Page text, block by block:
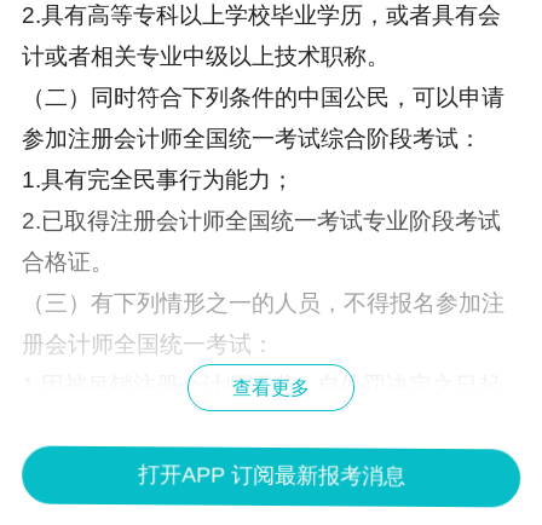
2.具有高等专科以上学校毕业学历，或者具有会
计或者相关专业中级以上技术职称。
（二）同时符合下列条件的中国公民，可以申请
参加注册会计师全国统一考试综合阶段考试：
1.具有完全民事行为能力；
2.已取得注册会计师全国统一考试专业阶段考试
合格证。
（三）有下列情形之一的人员，不得报名参加注
册会计师全国统一考试：
1.因被吊销注册会计师证书，自处罚决定之日起
2.参加注册会计师全国统一考试因违规而受到禁
考处理期限未满者；
查看更多
打开APP 订阅最新报考消息